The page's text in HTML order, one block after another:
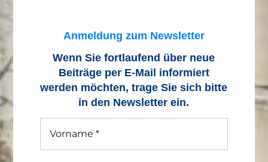
Anmeldung zum Newsletter
Wenn Sie fortlaufend über neue
Beiträge per E-Mail informiert
werden möchten, trage Sie sich bitte
in den Newsletter ein.